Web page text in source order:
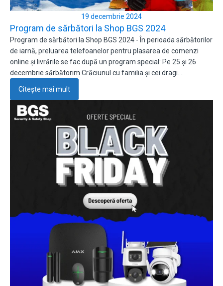
19 decembrie 2024
Program de sărbători la Shop BGS 2024
Program de sărbători la Shop BGS 2024 - În perioada sărbătorilor
de iarnă, preluarea telefoanelor pentru plasarea de comenzi
online și livrările se fac după un program special: Pe 25 și 26
decembrie sărbătorim Crăciunul cu familia și cei dragi.…
Citește mai mult